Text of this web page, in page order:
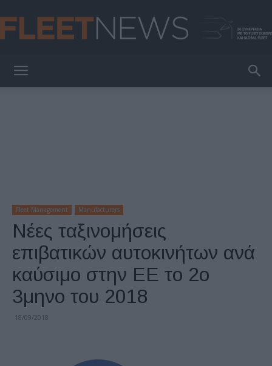
Fleet Management Manufacturers
Νέες ταξινομήσεις
επιβατικών αυτοκινήτων ανά
καύσιμο στην ΕΕ το 2ο
3μηνο του 2018
18/09/2018